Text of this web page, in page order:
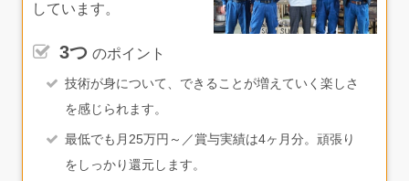
しています。
3つ のポイント
技術が身について、できることが増えていく楽しさ
を感じられます。
最低でも月25万円～／賞与実績は4ヶ月分。頑張り
をしっかり還元します。